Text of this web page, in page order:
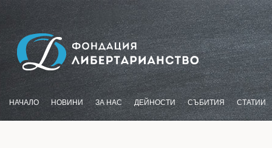
НАЧАЛО НОВИНИ ЗА НАС ДЕЙНОСТИ СЪБИТИЯ СТАТИИ